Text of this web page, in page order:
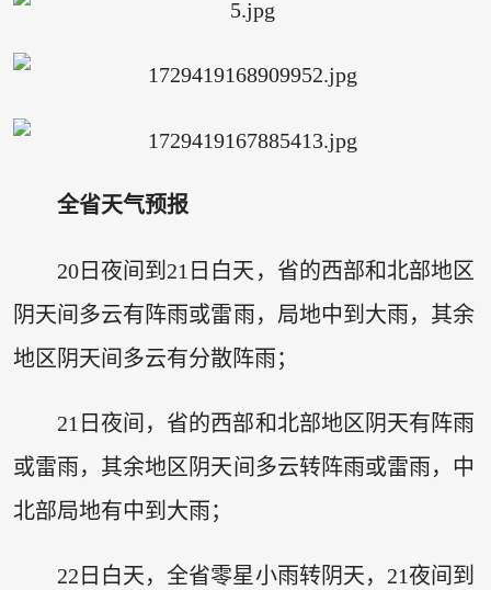
全省天气预报
20日夜间到21日白天，省的西部和北部地区
阴天间多云有阵雨或雷雨，局地中到大雨，其余
地区阴天间多云有分散阵雨；
21日夜间，省的西部和北部地区阴天有阵雨
或雷雨，其余地区阴天间多云转阵雨或雷雨，中
北部局地有中到大雨；
22日白天，全省零星小雨转阴天，21夜间到